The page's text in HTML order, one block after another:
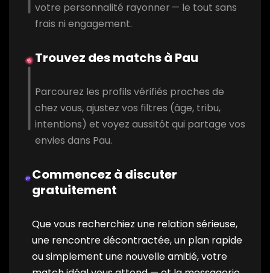
votre personnalité rayonner — le tout sans
frais ni engagement.
Trouvez des matchs à Pau
Parcourez les profils vérifiés proches de
chez vous, ajustez vos filtres (âge, tribu,
intentions) et voyez aussitôt qui partage vos
envies dans Pau.
Commencez à discuter
gratuitement
Que vous recherchiez une relation sérieuse,
une rencontre décontractée, un plan rapide
ou simplement une nouvelle amitié, votre